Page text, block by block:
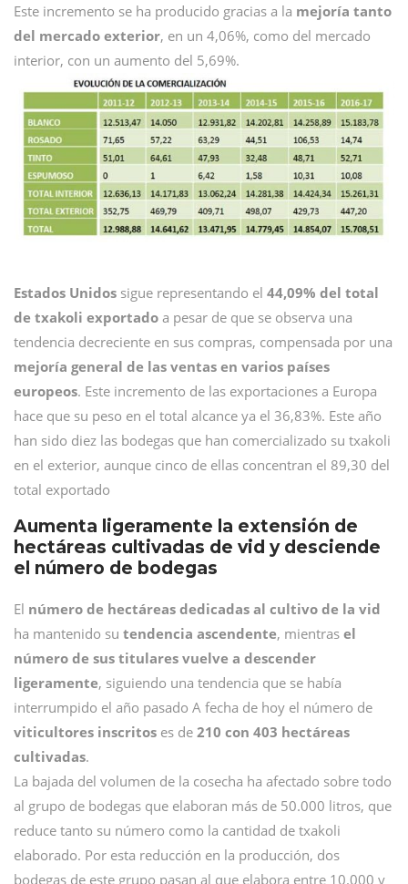
Este incremento se ha producido gracias a la mejoría tanto
del mercado exterior, en un 4,06%, como del mercado
interior, con un aumento del 5,69%.
Estados Unidos sigue representando el 44,09% del total
de txakoli exportado a pesar de que se observa una
tendencia decreciente en sus compras, compensada por una
mejoría general de las ventas en varios países
europeos. Este incremento de las exportaciones a Europa
hace que su peso en el total alcance ya el 36,83%. Este año
han sido diez las bodegas que han comercializado su txakoli
en el exterior, aunque cinco de ellas concentran el 89,30 del
total exportado
Aumenta ligeramente la extensión de
hectáreas cultivadas de vid y desciende
el número de bodegas
El número de hectáreas dedicadas al cultivo de la vid
ha mantenido su tendencia ascendente, mientras el
número de sus titulares vuelve a descender
ligeramente, siguiendo una tendencia que se había
interrumpido el año pasado A fecha de hoy el número de
viticultores inscritos es de 210 con 403 hectáreas
cultivadas.
La bajada del volumen de la cosecha ha afectado sobre todo
al grupo de bodegas que elaboran más de 50.000 litros, que
reduce tanto su número como la cantidad de txakoli
elaborado. Por esta reducción en la producción, dos
bodegas de este grupo pasan al que elabora entre 10.000 y